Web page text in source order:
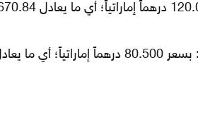
بسعر 120.000 درهماً إماراتياً؛
بسعر 80.500 درهماً إماراتياً؛ أي ما